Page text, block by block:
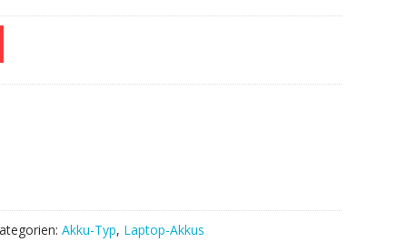
Akku-Typ, Laptop-Akkus